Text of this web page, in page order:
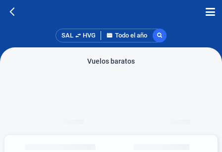
SAL HVG Todo el año
Vuelos baratos